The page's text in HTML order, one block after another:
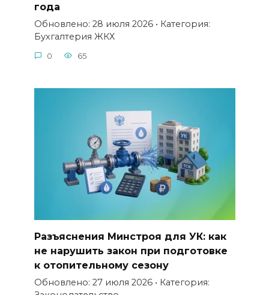
года
Обновлено: 28 июля 2026 • Категория:
Бухгалтерия ЖКХ
0 65
Разъяснения Минстроя для УК: как
не нарушить закон при подготовке
к отопительному сезону
Обновлено: 27 июля 2026 • Категория: